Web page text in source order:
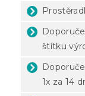
štítku
1x za 14